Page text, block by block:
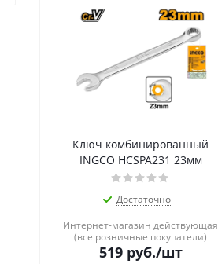
Ключ комбинированный
INGCO HCSPA231 23мм
Достаточно
Интернет-магазин действующая
(все розничные покупатели)
519руб./шт